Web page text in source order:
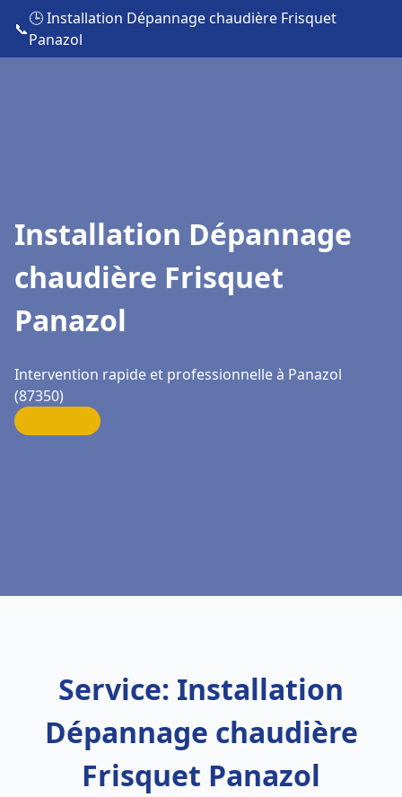
📞
🕒 Installation Dépannage chaudière Frisquet
Panazol
Installation Dépannage
chaudière Frisquet
Panazol
Intervention rapide et professionnelle à Panazol
(87350)
Service: Installation
Dépannage chaudière
Frisquet Panazol